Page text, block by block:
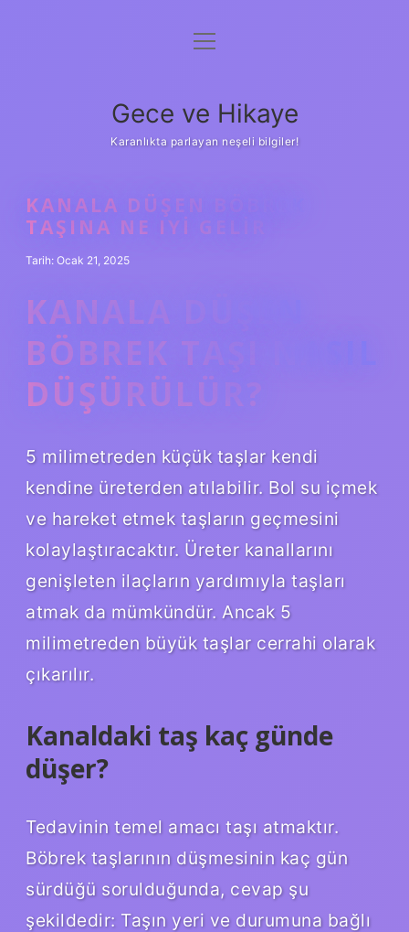
Anasayfa
Yasal Uyarı
menüyü
Gece ve Hikaye
Karanlıkta parlayan neşeli bilgiler!
KANALA DÜŞEN BÖBREK
TAŞINA NE IYI GELIR
Tarih: Ocak 21, 2025
KANALA DÜŞEN
BÖBREK TAŞI NASIL
DÜŞÜRÜLÜR?
5 milimetreden küçük taşlar kendi
kendine üreterden atılabilir. Bol su içmek
ve hareket etmek taşların geçmesini
kolaylaştıracaktır. Üreter kanallarını
genişleten ilaçların yardımıyla taşları
atmak da mümkündür. Ancak 5
milimetreden büyük taşlar cerrahi olarak
çıkarılır.
Kanaldaki taş kaç günde
düşer?
Tedavinin temel amacı taşı atmaktır.
Böbrek taşlarının düşmesinin kaç gün
sürdüğü sorulduğunda, cevap şu
şekildedir: Taşın yeri ve durumuna bağlı